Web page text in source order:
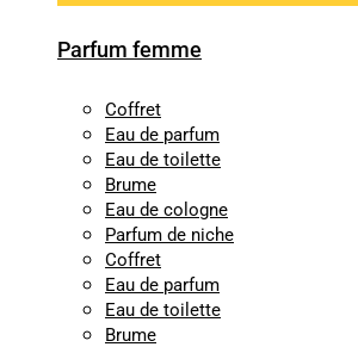
Parfum femme
Coffret
Eau de parfum
Eau de toilette
Brume
Eau de cologne
Parfum de niche
Coffret
Eau de parfum
Eau de toilette
Brume